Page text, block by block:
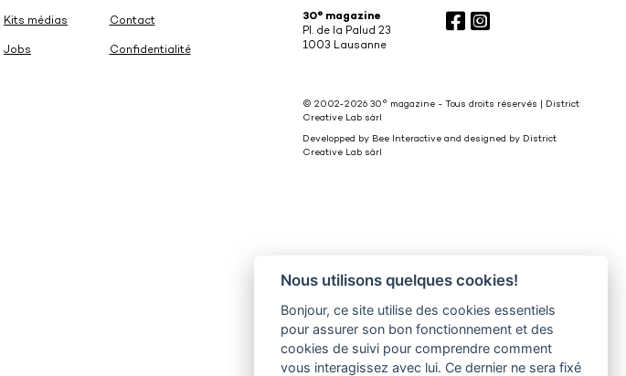
Kits médias Contact
Jobs Confidentialité
30° magazine
Pl. de la Palud 23
1003 Lausanne
© 2002-2026 30° magazine - Tous droits réservés
District
Creative Lab sàrl
Developped by Bee Interactive and designed by District
Creative Lab sàrl
Nous utilisons quelques cookies!
Bonjour, ce site utilise des cookies essentiels
pour assurer son bon fonctionnement et des
cookies de suivi pour comprendre comment
vous interagissez avec lui. Ce dernier ne sera fixé